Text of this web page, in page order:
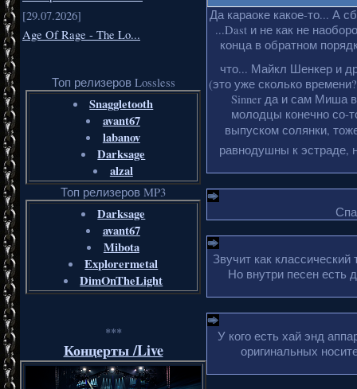
[29.07.2026]
Age Of Rage - The Lo...
Топ релизеров Lossless
Snaggletooth
avant67
labanov
Darksage
alzal
Топ релизеров MP3
Darksage
avant67
Mibota
Explorermetal
DimOnTheLight
***
Концерты /Live
Да караоке какое-то... А
...Dast и не как не
конца в обратном
что... Майкл Шенкер и
(это уже сколько
Sinner да и сам Миша
молодцы конечно со-
выпуском солянки,
равнодушны к эстраде,
Звучит как
Но внутри песен есть
У кого есть хай энд
оригинальных